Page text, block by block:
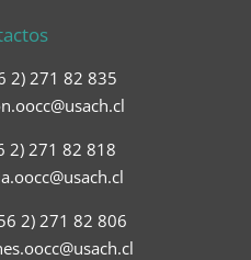
2) 271 82 835
2) 271 82 818
2) 271 82 806